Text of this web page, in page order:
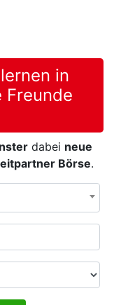
in
Freunde
dabei neue
Börse.